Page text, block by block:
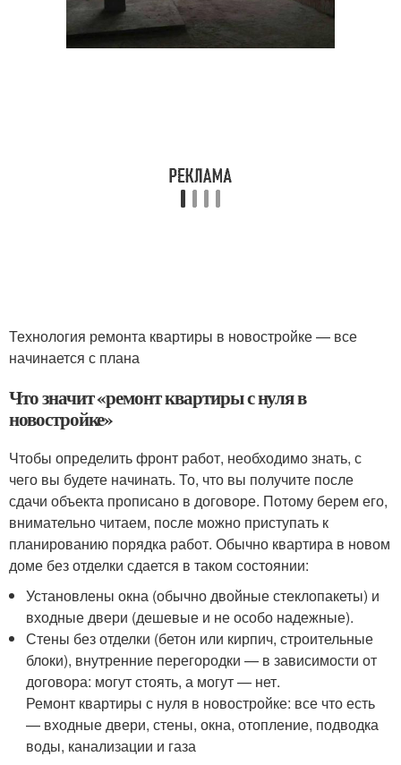
Технология ремонта квартиры в новостройке — все
начинается с плана
Что значит «ремонт квартиры с нуля в
новостройке»
Чтобы определить фронт работ, необходимо знать, с
чего вы будете начинать. То, что вы получите после
сдачи объекта прописано в договоре. Потому берем его,
внимательно читаем, после можно приступать к
планированию порядка работ. Обычно квартира в новом
доме без отделки сдается в таком состоянии:
Установлены окна (обычно двойные стеклопакеты) и
входные двери (дешевые и не особо надежные).
Стены без отделки (бетон или кирпич, строительные
блоки), внутренние перегородки — в зависимости от
договора: могут стоять, а могут — нет.
Ремонт квартиры с нуля в новостройке: все что есть
— входные двери, стены, окна, отопление, подводка
воды, канализации и газа